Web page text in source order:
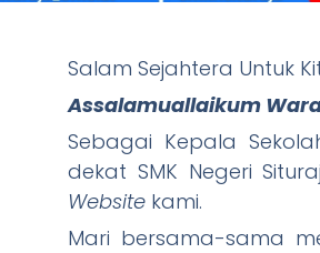
Situraja
Elmu, Wani Tandang, Rajin
Salam Sejahtera Untuk
Assalamuallaikum
Sebagai Kepala
dekat SMK Negeri
Website kami.
Mari bersama-sama